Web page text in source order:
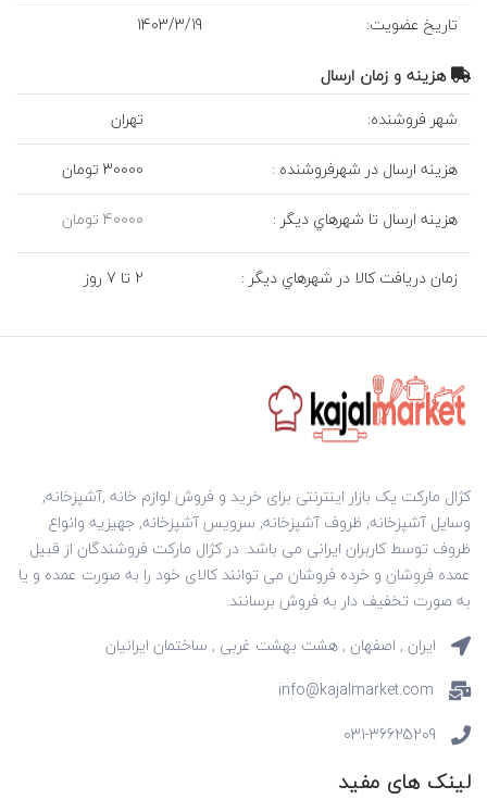
تاريخ عضويت:
1403/3/19
هزينه و زمان ارسال
شهر فروشنده:
تهران
هزينه ارسال در شهرفروشنده :
30000 تومان
هزينه ارسال تا شهرهاي ديگر :
40000 تومان
زمان دريافت کالا در شهرهاي ديگر : 2 تا 7 روز
کژال مارکت یک بازار اینترنتی برای خرید و فروش لوازم خانه ,آشپزخانه,
وسایل آشپزخانه, ظروف آشپزخانه, سرویس آشپزخانه, جهیزیه وانواع
ظروف توسط کاربران ایرانی می باشد. در کژال مارکت فروشندگان از قبیل
عمده فروشان و خرده فروشان می توانند کالای خود را به صورت عمده و یا
به صورت تخفیف دار به فروش برسانند.
ایران , اصفهان , هشت بهشت غربی , ساختمان ایرانیان
info@kajalmarket.com
031-36625209
لینک های مفید